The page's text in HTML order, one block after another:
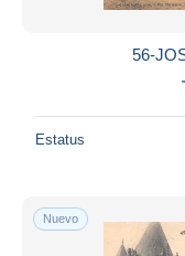
56-
Estatus
Nuevo